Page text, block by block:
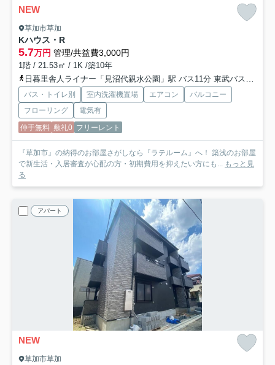
NEW
草加市草加
Kハウス・R
5.7万円 管理/共益費3,000円
1階 / 21.53㎡ / 1K /築10年
日暮里舎人ライナー「見沼代親水公園」駅 バス11分 東武バス「氷川町（草加市）」 停歩10分
バス・トイレ別 室内洗濯機置場 エアコン
バルコニー
フローリング
電気有
仲手無料 敷礼0 フリーレント
『草加市』の納得のお部屋さがしなら『ラテルーム』へ！ 築浅のお部屋
で新生活・入居審査が心配の方・初期費用を抑えたい方にも... もっと見
る
アパート
NEW
草加市草加